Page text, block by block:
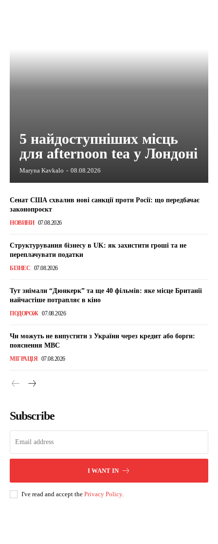
5 найдоступніших місць
для afternoon tea у Лондоні
Maryna Kavkalo - 08.08.2026
Сенат США схвалив нові санкції проти Росії: що передбачає
законопроєкт
НОВИНИ 07.08.2026
Структурування бізнесу в UK: як захистити гроші та не
переплачувати податки
БІЗНЕС 07.08.2026
Тут знімали “Дюнкерк” та ще 40 фільмів: яке місце Британії
найчастіше потрапляє в кіно
ПОДОРОЖ 07.08.2026
Чи можуть не випустити з України через кредит або борги:
пояснення МВС
МІГРАЦІЯ 07.08.2026
Subscribe
I WANT IN
I've read and accept the Privacy Policy.